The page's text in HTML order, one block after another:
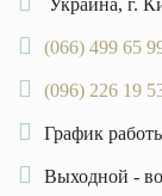
(066) 499 65
(096) 226 19
График
Выходной -